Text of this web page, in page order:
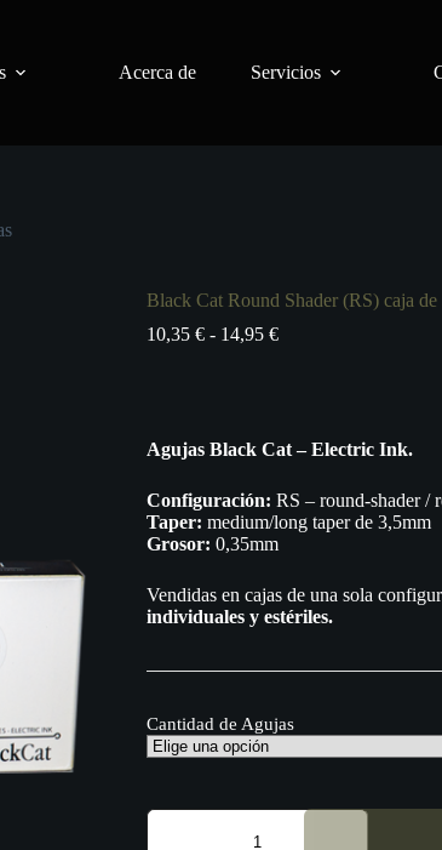
Acerca de Servicios
Black Cat Round Shader (RS) caja de
10,35 € - 14,95 €Rango
hasta
Agujas Black Cat – Electric Ink.
Configuración: RS – round-shader /
Taper: medium/long taper de 3,5mm
Grosor: 0,35mm
Vendidas en cajas de una sola
individuales y estériles.
Cantidad de Agujas
Black